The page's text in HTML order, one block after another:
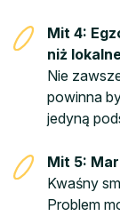
Mit 4:
niż
Nie
powinna
jedyną
Mit 5:
Kwaśny
Problem